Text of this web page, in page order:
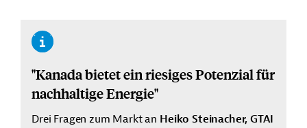
"Kanada bietet ein riesiges Potenzial für
nachhaltige Energie"
Drei Fragen zum Markt an Heiko Steinacher, GTAI